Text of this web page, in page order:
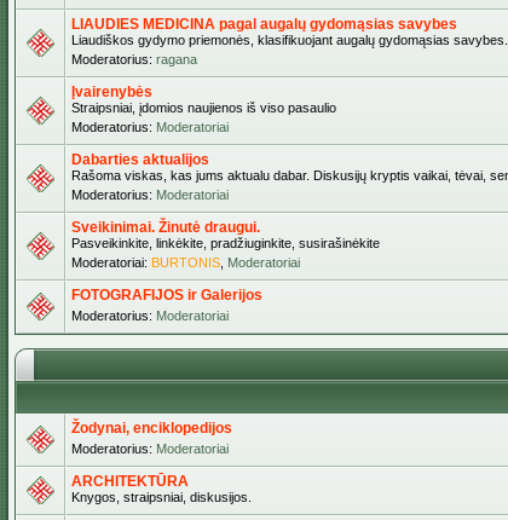
LIAUDIES MEDICINA pagal augalų gydomąsias savybes
Liaudiškos gydymo priemonės, klasifikuojant augalų gydomąsias
Moderatorius: ragana
Įvairenybės
Straipsniai, įdomios naujienos iš viso pasaulio
Moderatorius: Moderatoriai
Dabarties aktualijos
Rašoma viskas, kas jums aktualu dabar. Diskusijų kryptis vaikai, tėvai,
Moderatorius: Moderatoriai
Sveikinimai. Žinutė draugui.
Pasveikinkite, linkėkite, pradžiuginkite, susirašinėkite
Moderatoriai: BURTONIS Moderatoriai
FOTOGRAFIJOS ir Galerijos
Moderatorius: Moderatoriai
Žodynai, enciklopedijos
Moderatorius: Moderatoriai
ARCHITEKTŪRA
Knygos, straipsniai, diskusijos.